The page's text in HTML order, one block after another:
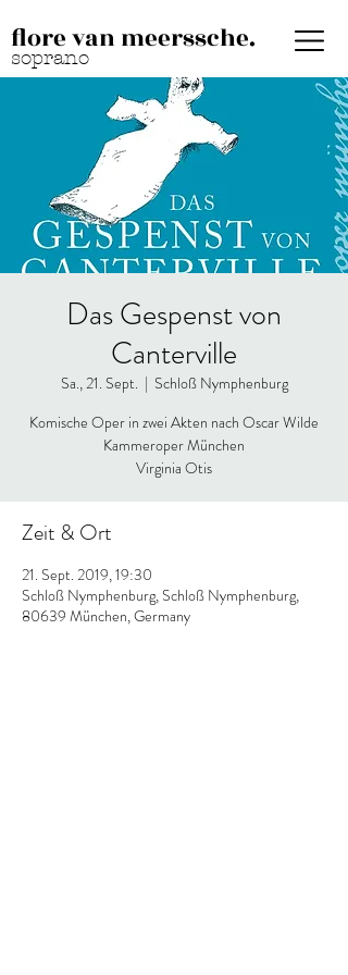
flore van meerssche.
soprano
Das Gespenst von
Canterville
Sa., 21. Sept.
  |
Schloß Nymphenburg
Komische Oper in zwei Akten nach Oscar Wilde
Kammeroper München
Virginia Otis
Zeit & Ort
21. Sept. 2019, 19:30
Schloß Nymphenburg, Schloß Nymphenburg,
80639 München, Germany